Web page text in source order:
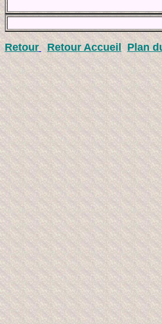
Retour Retour Accueil Plan